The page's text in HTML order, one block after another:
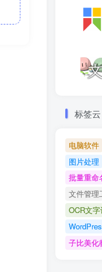
标签云
电脑软件
图片处理
批量重命
文件管理
OCR文
子比美化